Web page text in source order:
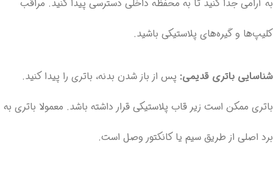
به آرامی جدا کنید تا به محفظه داخلی دسترسی پیدا کنید. مراقب
کلیپ‌ها و گیره‌های پلاستیکی باشید.
شناسایی باتری قدیمی: پس از باز شدن بدنه، باتری را پیدا کنید.
باتری ممکن است زیر قاب پلاستیکی قرار داشته باشد. معمولا باتری به
برد اصلی از طریق سیم یا کانکتور وصل است.